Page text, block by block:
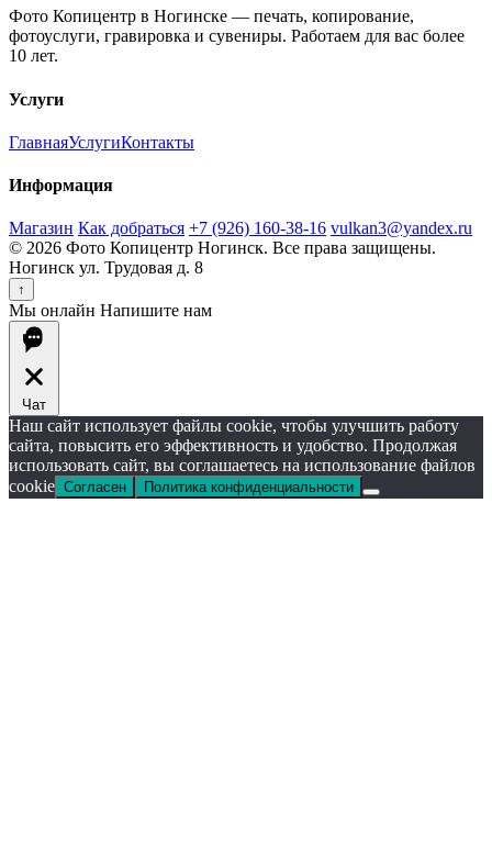
Фото Копицентр в Ногинске — печать, копирование,
фотоуслуги, гравировка и сувениры. Работаем для вас более
10 лет.
Услуги
ГлавнаяУслугиКонтакты
Информация
Магазин Как добраться +7 (926) 160-38-16 vulkan3@yandex.ru
© 2026 Фото Копицентр Ногинск. Все права защищены.
Ногинск ул. Трудовая д. 8
↑
Мы онлайн Напишите нам
Чат
Наш сайт использует файлы cookie, чтобы улучшить работу
сайта, повысить его эффективность и удобство. Продолжая
использовать сайт, вы соглашаетесь на использование файлов
cookie Согласен Политика конфиденциальности